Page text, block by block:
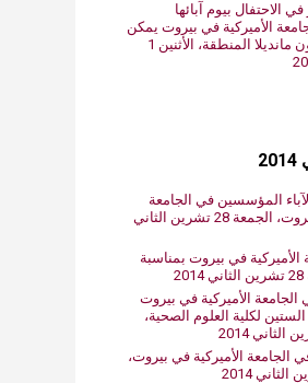
الاحتفال بيوم آبائها
الأميركية في بيروت يمكن
أن تكون نيلسون مانديلا المنطقة، الأثنين 1
المؤسسين في الجامعة
الأميركية في بيروت، الجمعة 28 تشرين الثاني
في بيروت بمناسبة
الأميركية في بيروت
الستين لكلية العلوم الصحية،
الجامعة الأميركية في بيروت،